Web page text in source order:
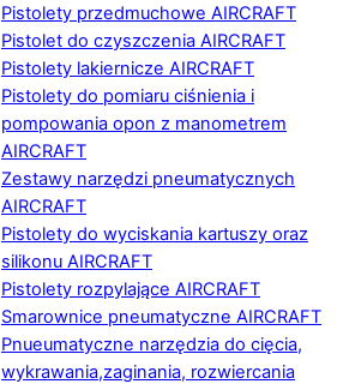
Pistolety przedmuchowe AIRCRAFT
Pistolet do czyszczenia AIRCRAFT
Pistolety lakiernicze AIRCRAFT
Pistolety do pomiaru ciśnienia i
pompowania opon z manometrem
AIRCRAFT
Zestawy narzędzi pneumatycznych
AIRCRAFT
Pistolety do wyciskania kartuszy oraz
silikonu AIRCRAFT
Pistolety rozpylające AIRCRAFT
Smarownice pneumatyczne AIRCRAFT
Pnueumatyczne narzędzia do cięcia,
wykrawania,zaginania, rozwiercania